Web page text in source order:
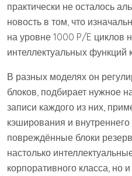
практически не осталось
новость в том, что
на уровне 1000 P/E циклов
интеллектуальных функций
В разных моделях он
блоков, подбирает нужное
записи каждого из них,
кэширования и
повреждённые блоки
настолько
корпоративного класса, но